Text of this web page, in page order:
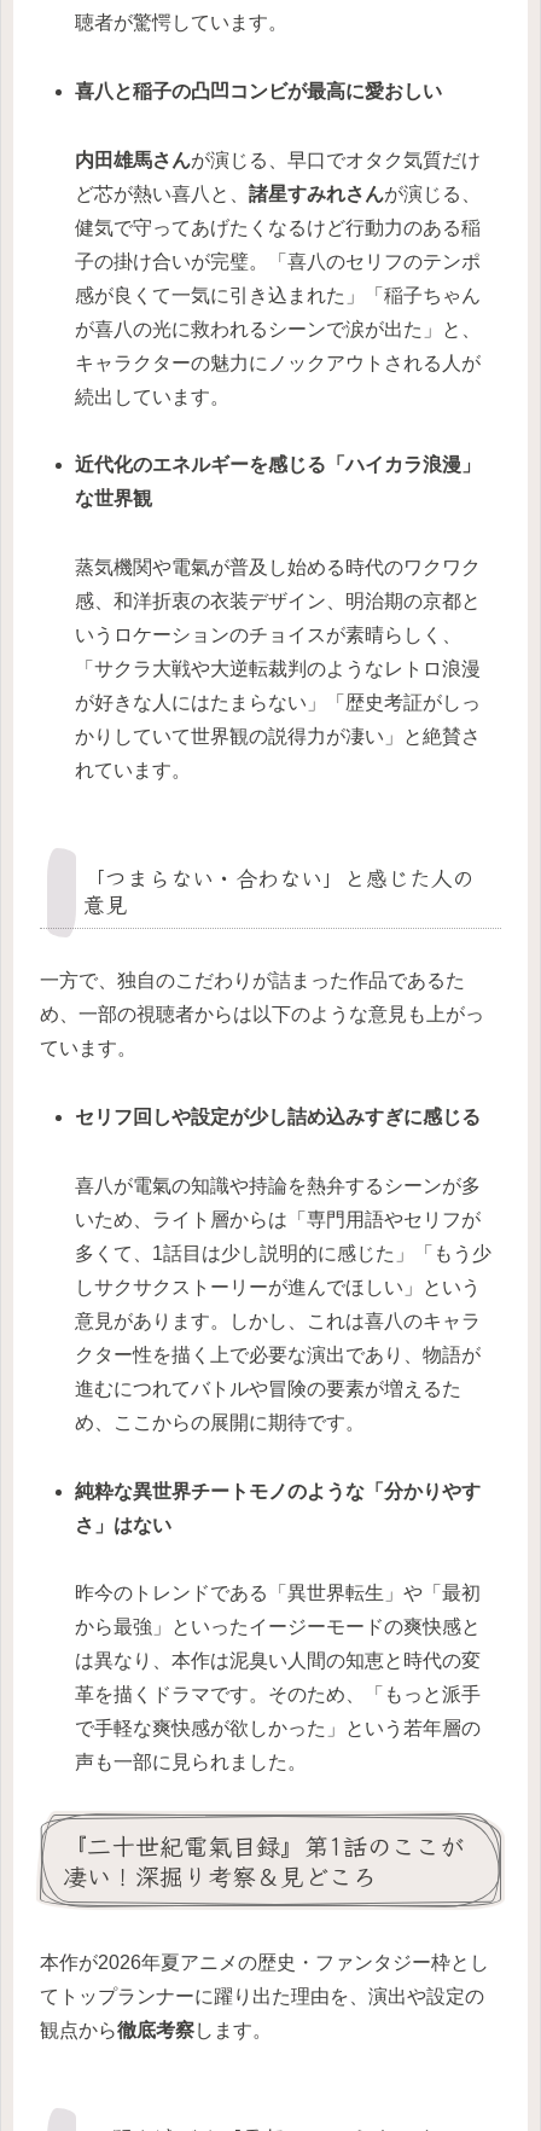
聴者が驚愕しています。
喜八と稲子の凸凹コンビが最高に愛おしい
内田雄馬さんが演じる、早口でオタク気質だけ
ど芯が熱い喜八と、諸星すみれさんが演じる、
健気で守ってあげたくなるけど行動力のある稲
子の掛け合いが完璧。「喜八のセリフのテンポ
感が良くて一気に引き込まれた」「稲子ちゃん
が喜八の光に救われるシーンで涙が出た」と、
キャラクターの魅力にノックアウトされる人が
続出しています。
近代化のエネルギーを感じる「ハイカラ浪漫」
な世界観
蒸気機関や電氣が普及し始める時代のワクワク
感、和洋折衷の衣装デザイン、明治期の京都と
いうロケーションのチョイスが素晴らしく、
「サクラ大戦や大逆転裁判のようなレトロ浪漫
が好きな人にはたまらない」「歴史考証がしっ
かりしていて世界観の説得力が凄い」と絶賛さ
れています。
「つまらない・合わない」と感じた人の
意見
一方で、独自のこだわりが詰まった作品であるた
め、一部の視聴者からは以下のような意見も上がっ
ています。
セリフ回しや設定が少し詰め込みすぎに感じる
喜八が電氣の知識や持論を熱弁するシーンが多
いため、ライト層からは「専門用語やセリフが
多くて、1話目は少し説明的に感じた」「もう少
しサクサクストーリーが進んでほしい」という
意見があります。しかし、これは喜八のキャラ
クター性を描く上で必要な演出であり、物語が
進むにつれてバトルや冒険の要素が増えるた
め、ここからの展開に期待です。
純粋な異世界チートモノのような「分かりやす
さ」はない
昨今のトレンドである「異世界転生」や「最初
から最強」といったイージーモードの爽快感と
は異なり、本作は泥臭い人間の知恵と時代の変
革を描くドラマです。そのため、「もっと派手
で手軽な爽快感が欲しかった」という若年層の
声も一部に見られました。
『二十世紀電氣目録』第1話のここが
凄い！深掘り考察＆見どころ
本作が2026年夏アニメの歴史・ファンタジー枠とし
てトップランナーに躍り出た理由を、演出や設定の
観点から徹底考察します。